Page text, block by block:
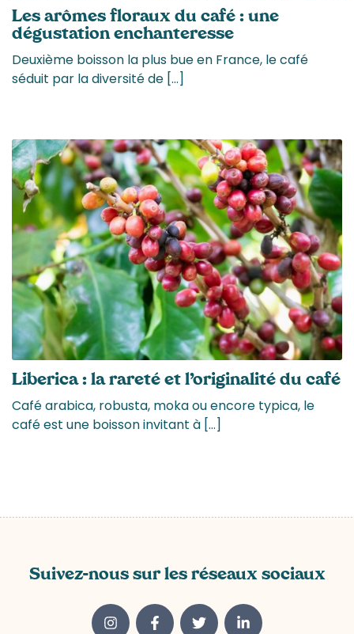
Les arômes floraux du café : une
dégustation enchanteresse
Deuxième boisson la plus bue en France, le café
séduit par la diversité de […]
Liberica : la rareté et l’originalité du café
Café arabica, robusta, moka ou encore typica, le
café est une boisson invitant à […]
Suivez-nous sur les réseaux sociaux